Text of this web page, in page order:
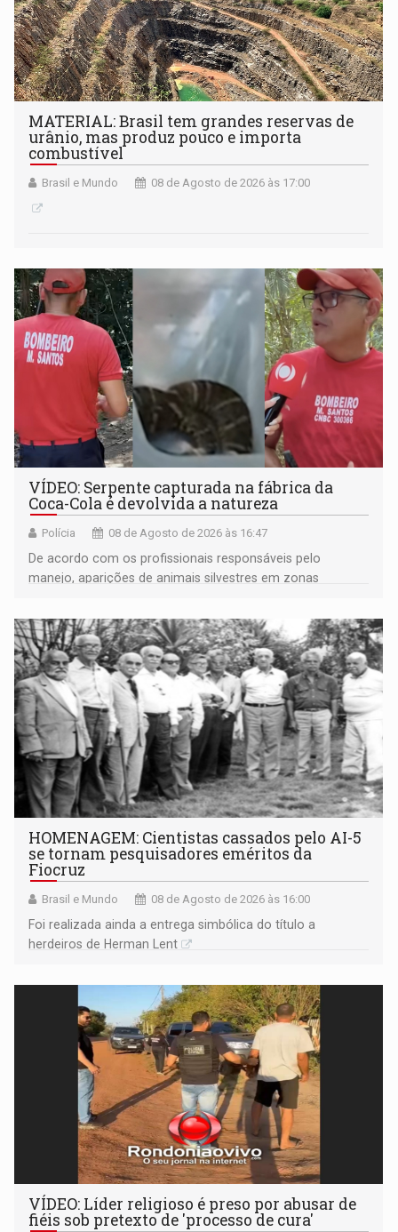
MATERIAL: Brasil tem grandes reservas de
urânio, mas produz pouco e importa
combustível
Brasil e Mundo 08 de Agosto de 2026 às 17:00
VÍDEO: Serpente capturada na fábrica da
Coca-Cola é devolvida a natureza
Polícia 08 de Agosto de 2026 às 16:47
De acordo com os profissionais responsáveis pelo
manejo, aparições de animais silvestres em zonas
HOMENAGEM: Cientistas cassados pelo AI-5
se tornam pesquisadores eméritos da
Fiocruz
Brasil e Mundo 08 de Agosto de 2026 às 16:00
Foi realizada ainda a entrega simbólica do título a
herdeiros de Herman Lent
VÍDEO: Líder religioso é preso por abusar de
fiéis sob pretexto de 'processo de cura'